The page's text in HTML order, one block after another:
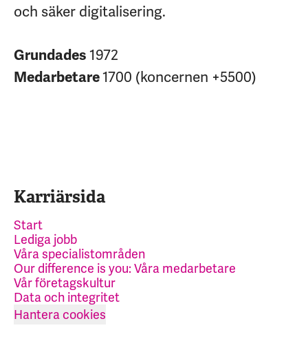
och säker digitalisering.
Grundades1972
Medarbetare1700 (koncernen +5500)
Karriärsida
Start
Lediga jobb
Våra specialistområden
Our difference is you: Våra medarbetare
Vår företagskultur
Data och integritet
Hantera cookies